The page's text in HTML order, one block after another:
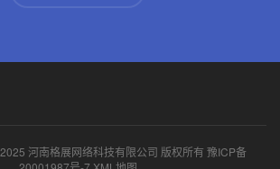
河南格展网络科技有限公司 版权所有 豫ICP备